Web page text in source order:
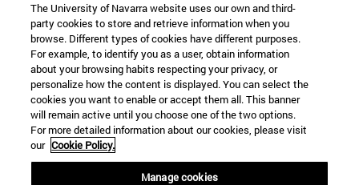
The University of Navarra website uses our own and third-
party cookies to store and retrieve information when you
browse. Different types of cookies have different purposes.
For example, to identify you as a user, obtain information
about your browsing habits respecting your privacy, or
personalize how the content is displayed. You can select the
cookies you want to enable or accept them all. This banner
will remain active until you choose one of the two options.
For more detailed information about our cookies, please visit
our Cookie Policy.
Manage cookies